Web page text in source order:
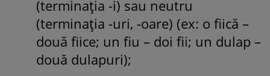
(terminația -i) sau neutru
(terminația -uri, -oare) (ex: o fiică –
două fiice; un fiu – doi fii; un dulap –
două dulapuri);